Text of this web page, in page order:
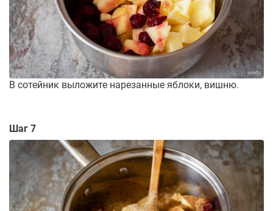
В сотейник выложите нарезанные яблоки, вишню.
Шаг 7